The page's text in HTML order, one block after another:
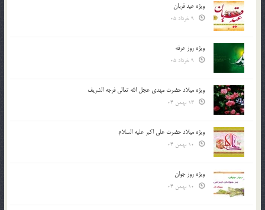
ویژه عید قربان
ویژه روز عرفه
ویژه میلاد حضرت مهدی عجل الله تعالی فرجه الشريف
ویژه میلاد حضرت علی اکبر علیه السلام
ویژه روز جوان